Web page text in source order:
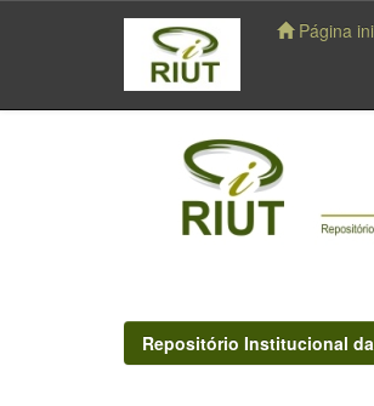
navigation
Página
Repositório Institucional